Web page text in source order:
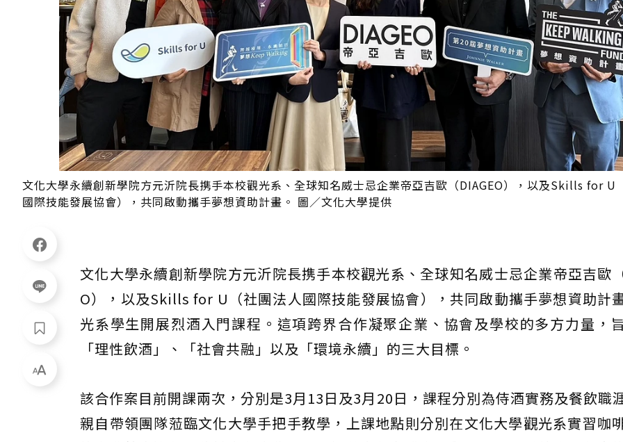
文化大學永續創新學院方元沂院長携手本校觀光系、全球知名威士忌企業帝亞吉歐（DIAGEO），以及Skills for U
國際技能發展協會），共同啟動攜手夢想資助計畫。 圖／文化大學提供
文化大學永續創新學院方元沂院長携手本校觀光系、全球知名威士忌企業帝亞吉歐
O），以及Skills for U（社團法人國際技能發展協會），共同啟動攜手夢想資助計
光系學生開展烈酒入門課程。這項跨界合作凝聚企業、協會及學校的多方力量，
「理性飲酒」、「社會共融」以及「環境永續」的三大目標。
該合作案目前開課兩次，分別是3月13日及3月20日，課程分別為侍酒實務及餐飲職
親自帶領團隊蒞臨文化大學手把手教學，上課地點則分別在文化大學觀光系實習咖